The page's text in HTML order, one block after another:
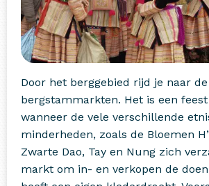
Door het berggebied rijd je naar
bergstammarkten. Het is een
wanneer de vele verschillende
minderheden, zoals de Bloemen
Zwarte Dao, Tay en Nung zich
markt om in- en verkopen de